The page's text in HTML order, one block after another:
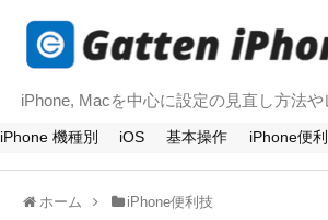
iPhone, Macを中心に設定の見直し方法
iPhone 機種別 iOS 基本操作 iPhone便
ホーム iPhone便利技